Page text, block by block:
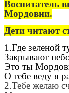
Воспитатель
Мордовии.
Дети читают
1.Где зеленой
Закрывают
Это ты
О тебе веду я
2.Тебе желаю